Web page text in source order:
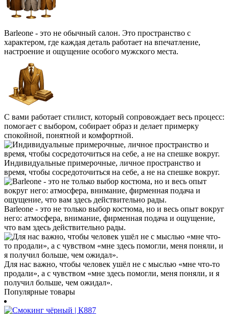
Barleone - это не обычный салон. Это пространство с
характером, где каждая деталь работает на впечатление,
настроение и ощущение особого мужского места.
С вами работает стилист, который сопровождает весь процесс:
помогает с выбором, собирает образ и делает примерку
спокойной, понятной и комфортной.
Индивидуальные примерочные, личное пространство и
время, чтобы сосредоточиться на себе, а не на спешке вокруг.
Barleone - это не только выбор костюма, но и весь опыт вокруг
него: атмосфера, внимание, фирменная подача и ощущение,
что вам здесь действительно рады.
Для нас важно, чтобы человек ушёл не с мыслью «мне что-то
продали», а с чувством «мне здесь помогли, меня поняли, и я
получил больше, чем ожидал».
Популярные товары